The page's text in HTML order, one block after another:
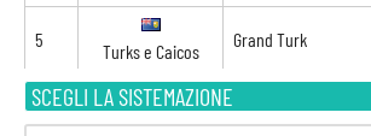
SCEGLI LA SISTEMAZIONE
5
Turks e Caicos
Grand Turk
6